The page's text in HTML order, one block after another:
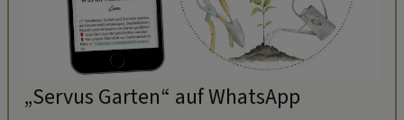
„Servus Garten“ auf WhatsApp